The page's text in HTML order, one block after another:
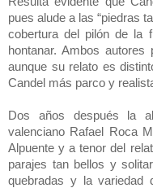
pues alude a las “piedras
cobertura del pilón de la
hontanar. Ambos
aunque su relato es
Candel más parco y
Dos años después la
valenciano Rafael Roca
Alpuente y a tenor del
parajes tan bellos y
quebradas y la variedad